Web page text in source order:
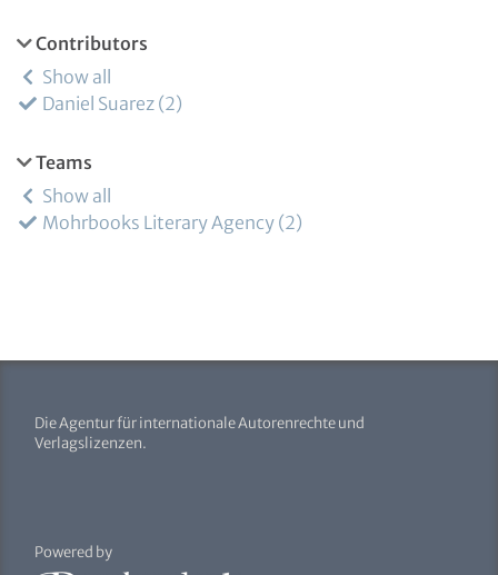
Contributors
Show all
Daniel Suarez 2
Teams
Show all
Mohrbooks Literary Agency 2
Die Agentur für internationale Autorenrechte und
Verlagslizenzen.
Powered by